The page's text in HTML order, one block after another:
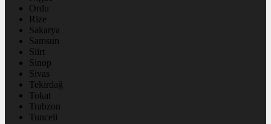
Ordu
Rize
Sakarya
Samsun
Siirt
Sinop
Sivas
Tekirdağ
Tokat
Trabzon
Tunceli